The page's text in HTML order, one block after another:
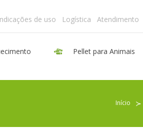
de uso Logística Atendimento
Pellet para Animais
Início ≻
Pellet para
Pellet para